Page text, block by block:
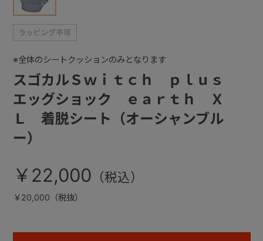
スゴカルＳｗｉｔｃｈ ｐｌｕｓ
エッグショック ｅａｒｔｈ Ｘ
Ｌ 着脱シート（オーシャンブル
ー）
※全体のシートクッションのみとなります
￥22,000
￥20,000（税抜）